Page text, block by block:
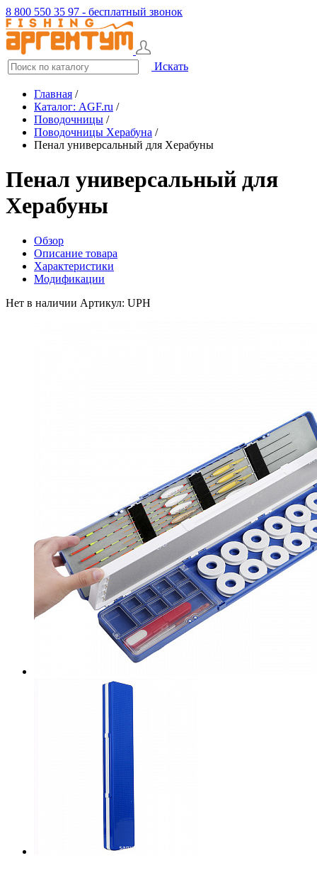
8 800 550 35 97 - бесплатный звонок
Искать
Главная /
Каталог: AGF.ru /
Поводочницы /
Поводочницы Херабуна /
Пенал универсальный для Херабуны
Пенал универсальный для
Херабуны
Обзор
Описание товара
Характеристики
Модификации
Нет в наличии Артикул: UPH